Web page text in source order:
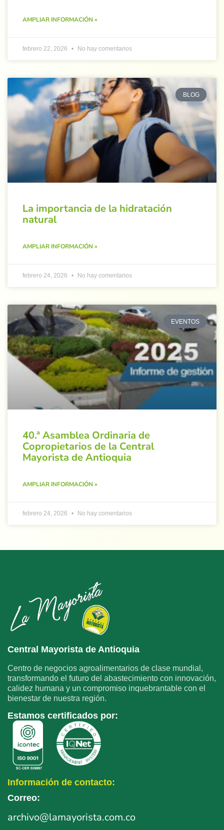
AMPLIAR INFORMACIÓN »
febrero 22, 2026 No hay comentarios
BLOG
La importancia de la hidratación
natural
AMPLIAR INFORMACIÓN »
febrero 24, 2026 No hay comentarios
EVENTOS
40.ª Asamblea Ordinaria de
Copropietarios de la Central
Mayorista de Antioquia
AMPLIAR INFORMACIÓN »
febrero 24, 2026 No hay comentarios
Central Mayorista de Antioquia
Centro de negocios agroalimentarios de clase mundial,
transformando el futuro del abastecimiento con innovación,
calidez humana y un compromiso inquebrantable con el
bienestar de nuestra región.
Estamos certificados por:
Información de contacto:
Correo:
archivo@lamayorista.com.co